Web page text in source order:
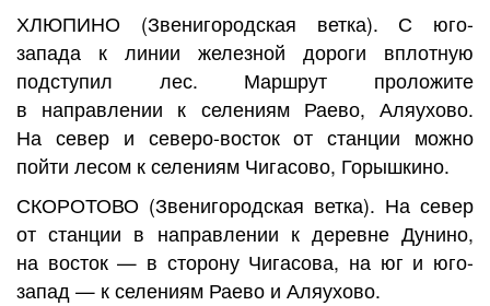
ХЛЮПИНО (Звенигородская ветка). С юго-
запада к линии железной дороги вплотную
подступил лес. Маршрут проложите
в направлении к селениям Раево, Аляухово.
На север и северо-восток от станции можно
пойти лесом к селениям Чигасово, Горышкино.
СКОРОТОВО (Звенигородская ветка). На север
от станции в направлении к деревне Дунино,
на восток — в сторону Чигасова, на юг и юго-
запад — к селениям Раево и Аляухово.